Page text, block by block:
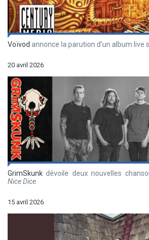
Voïvod annonce la parution d’un album live
20 avril 2026
GrimSkunk dévoile deux nouvelles
Nice Dice
15 avril 2026